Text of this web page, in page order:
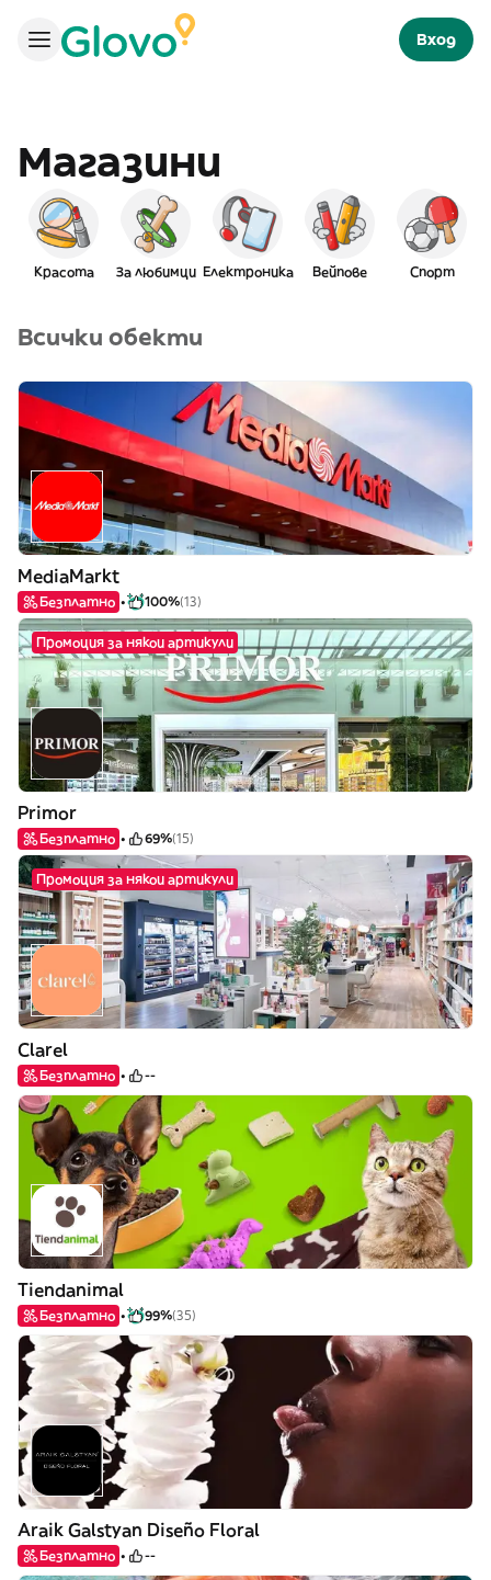
Вход
Магазини
Красота За любимци Електроника Вейпове Спорт
Всички обекти
MediaMarkt
Безплатно 100%(13)
Промоция за някои артикули
Primor
Безплатно 69%(15)
Промоция за някои артикули
Clarel
Безплатно --
Tiendanimal
Безплатно 99%(35)
Araik Galstyan Diseño Floral
Безплатно --